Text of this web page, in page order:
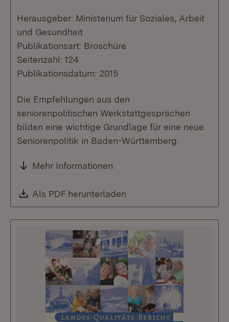
Herausgeber: Ministerium für Soziales, Arbeit
und Gesundheit
Publikationsart: Broschüre
Seitenzahl: 124
Publikationsdatum: 2015
Die Empfehlungen aus den
seniorenpolitischen Werkstattgesprächen
bilden eine wichtige Grundlage für eine neue
Seniorenpolitik in Baden-Württemberg.
Mehr Informationen
Download:
Als PDF herunterladen